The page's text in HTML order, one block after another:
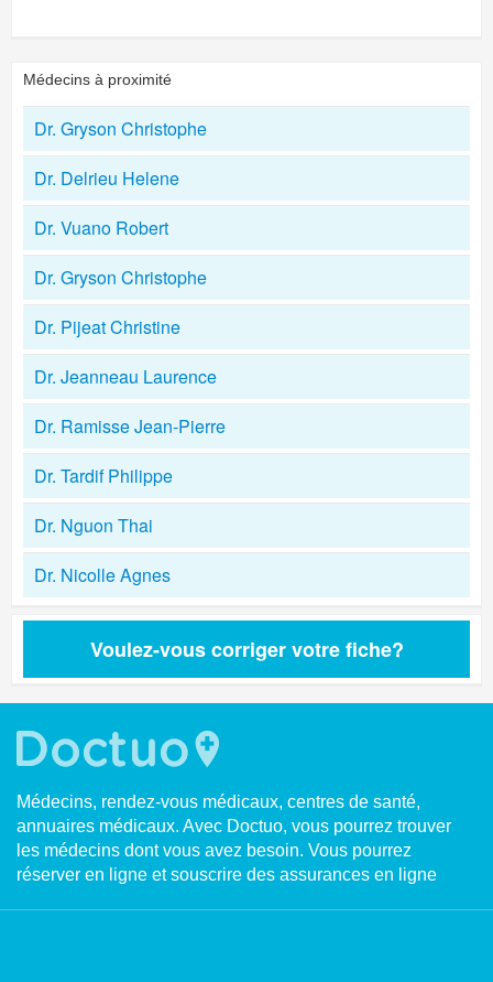
Médecins à proximité
Dr. Gryson Christophe
Dr. Delrieu Helene
Dr. Vuano Robert
Dr. Gryson Christophe
Dr. Pijeat Christine
Dr. Jeanneau Laurence
Dr. Ramisse Jean-Pierre
Dr. Tardif Philippe
Dr. Nguon Thai
Dr. Nicolle Agnes
Voulez-vous corriger votre fiche?
Médecins, rendez-vous médicaux, centres de santé,
annuaires médicaux. Avec Doctuo, vous pourrez trouver
les médecins dont vous avez besoin. Vous pourrez
réserver en ligne et souscrire des assurances en ligne